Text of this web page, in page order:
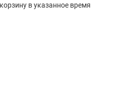
в указанное время